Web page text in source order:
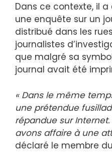
Dans ce contexte, il
une enquête sur un
distribué dans les rues
journalistes
que malgré sa
journal avait été
« Dans le même
une prétendue
répandue sur
avons affaire à une
déclaré le membre